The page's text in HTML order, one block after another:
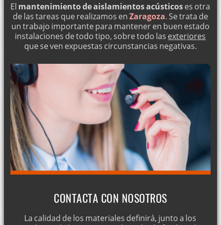
El mantenimiento de aislamientos acústicoses otra
de las tareas que realizamos enZaragoza. Se trata de
un trabajo importante para mantener en buen estado
instalaciones de todo tipo, sobre todo las exteriores
que se ven expuestas circunstancias negativas.
CONTACTA CON NOSOTROS
La calidad de los materiales definirá, junto a los